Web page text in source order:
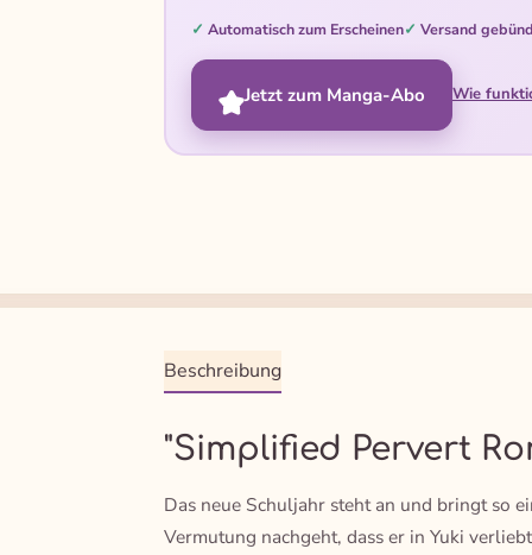
Automatisch zum Erscheinen Versand
Jetzt zum Manga-Abo Wie
Beschreibung
"Simplified Pervert
Das neue Schuljahr steht an und bringt so
Vermutung nachgeht, dass er in Yuki